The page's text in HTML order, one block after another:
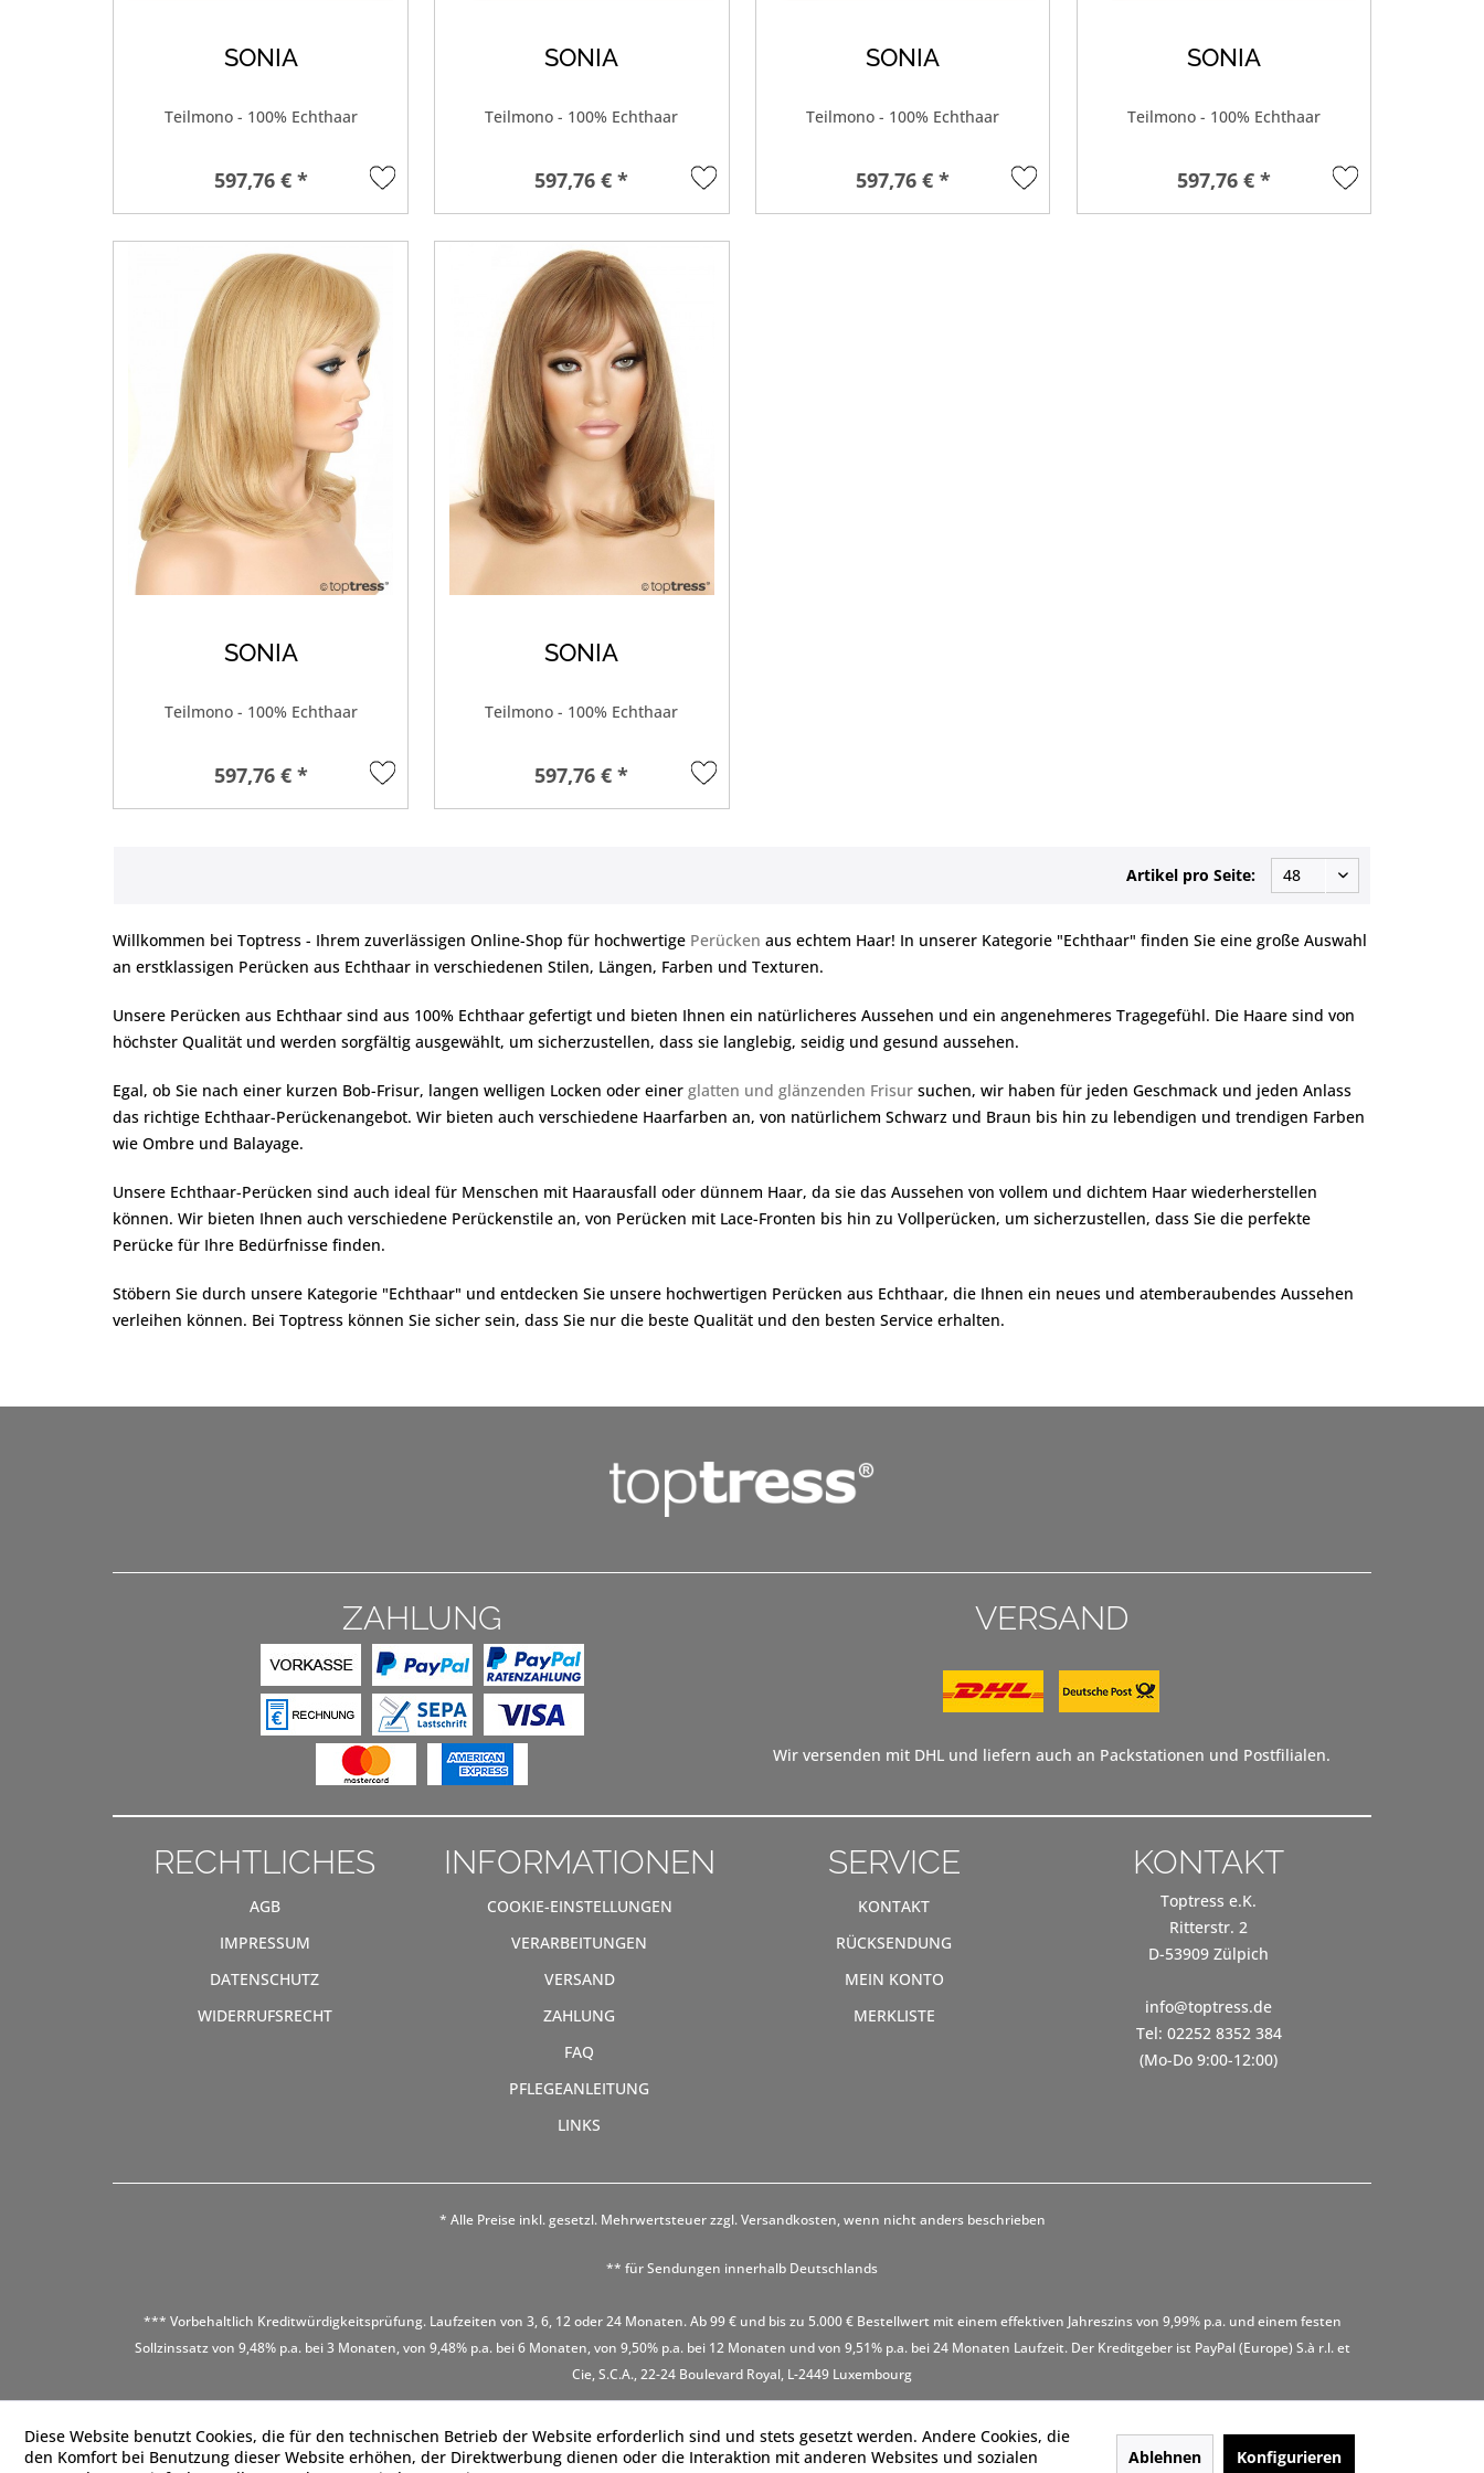
SONIA
Teilmono - 100% Echthaar
597,76 € *
SONIA
Teilmono - 100% Echthaar
597,76 € *
SONIA
Teilmono - 100% Echthaar
597,76 € *
SONIA
Teilmono - 100% Echthaar
597,76 € *
SONIA
Teilmono - 100% Echthaar
597,76 € *
SONIA
Teilmono - 100% Echthaar
597,76 € *
Artikel pro Seite:
Willkommen bei Toptress - Ihrem zuverlässigen Online-Shop für hochwertige Perücken aus echtem Haar! In unserer Kategorie "Echthaar" finden Sie eine große Auswahl
an erstklassigen Perücken aus Echthaar in verschiedenen Stilen, Längen, Farben und Texturen.
Unsere Perücken aus Echthaar sind aus 100% Echthaar gefertigt und bieten Ihnen ein natürlicheres Aussehen und ein angenehmeres Tragegefühl. Die Haare sind von
höchster Qualität und werden sorgfältig ausgewählt, um sicherzustellen, dass sie langlebig, seidig und gesund aussehen.
Egal, ob Sie nach einer kurzen Bob-Frisur, langen welligen Locken oder einer glatten und glänzenden Frisur suchen, wir haben für jeden Geschmack und jeden Anlass
das richtige Echthaar-Perückenangebot. Wir bieten auch verschiedene Haarfarben an, von natürlichem Schwarz und Braun bis hin zu lebendigen und trendigen Farben
wie Ombre und Balayage.
Unsere Echthaar-Perücken sind auch ideal für Menschen mit Haarausfall oder dünnem Haar, da sie das Aussehen von vollem und dichtem Haar wiederherstellen
können. Wir bieten Ihnen auch verschiedene Perückenstile an, von Perücken mit Lace-Fronten bis hin zu Vollperücken, um sicherzustellen, dass Sie die perfekte
Perücke für Ihre Bedürfnisse finden.
Stöbern Sie durch unsere Kategorie "Echthaar" und entdecken Sie unsere hochwertigen Perücken aus Echthaar, die Ihnen ein neues und atemberaubendes Aussehen
verleihen können. Bei Toptress können Sie sicher sein, dass Sie nur die beste Qualität und den besten Service erhalten.
ZAHLUNG VERSAND
Wir versenden mit DHL und liefern auch an Packstationen und Postfilialen.
RECHTLICHES
AGB
IMPRESSUM
DATENSCHUTZ
WIDERRUFSRECHT
INFORMATIONEN
COOKIE-EINSTELLUNGEN
VERARBEITUNGEN
VERSAND
ZAHLUNG
FAQ
PFLEGEANLEITUNG
LINKS
SERVICE
KONTAKT
RÜCKSENDUNG
MEIN KONTO
MERKLISTE
KONTAKT
Toptress e.K.
Ritterstr. 2
D-53909 Zülpich
info@toptress.de
Tel: 02252 8352 384
(Mo-Do 9:00-12:00)
* Alle Preise inkl. gesetzl. Mehrwertsteuer zzgl.Versandkosten, wenn nicht anders beschrieben
** für Sendungen innerhalb Deutschlands
*** Vorbehaltlich Kreditwürdigkeitsprüfung. Laufzeiten von 3, 6, 12 oder 24 Monaten. Ab 99 € und bis zu 5.000 € Bestellwert mit einem effektiven Jahreszins von 9,99% p.a. und einem festen
Sollzinssatz von 9,48% p.a. bei 3 Monaten, von 9,48% p.a. bei 6 Monaten, von 9,50% p.a. bei 12 Monaten und von 9,51% p.a. bei 24 Monaten Laufzeit. Der Kreditgeber ist PayPal (Europe) S.à r.l. et
Cie, S.C.A., 22-24 Boulevard Royal, L-2449 Luxembourg
Diese Website benutzt Cookies, die für den technischen Betrieb der Website erforderlich sind und stets gesetzt werden. Andere Cookies, die
den Komfort bei Benutzung dieser Website erhöhen, der Direktwerbung dienen oder die Interaktion mit anderen Websites und sozialen
Ablehnen Konfigurieren